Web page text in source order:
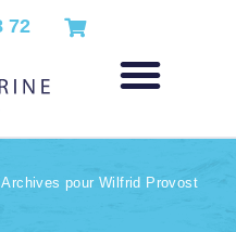
72
Archives pour Wilfrid Provost